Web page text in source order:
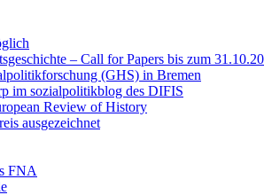
– Call for Papers bis zum
(GHS) in Bremen
im sozialpolitikblog des DIFIS
Review of History
ausgezeichnet
FNA